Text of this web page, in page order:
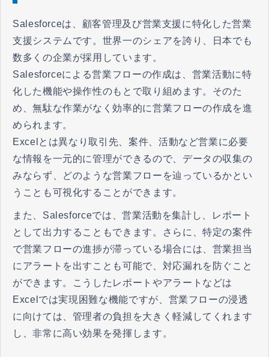
Salesforceは、顧客管理及び営業支援に特化した営業
支援システムです。世界一のシェアを誇り、日本でも
数多くの企業が採用しています。
Salesforceによる営業フローの作成は、営業活動に特
化した機能や操作性のもとで取り組めます。そのた
め、無駄な作業がなく効率的に営業フローの作成を進
められます。
Excelとは異なり取引先、案件、活動など営業に必要
な情報を一元的に管理ができるので、データの収集の
みならず、どのような営業フローを辿っているかとい
うことも可視化することができます。
また、Salesforceでは、営業活動を集計し、レポート
として出力することもできます。さらに、特定の案件
で営業フローの進捗が滞っている場合には、営業担当
にアラートを出すことも可能で、対応漏れを防ぐこと
ができます。こうしたレポートやアラートなどは
Excelでは実現困難な機能ですが、営業フローの浸透
に向けては、管理者の負担を大きく軽減してくれます
し、非常に高い効果を発揮します。